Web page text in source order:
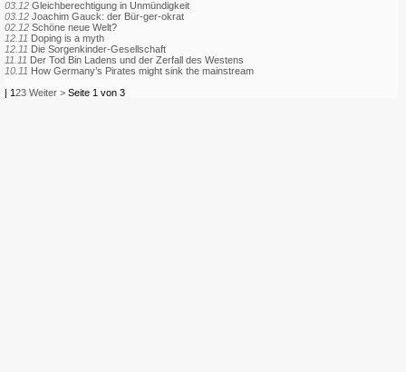
03.12 Gleichberechtigung in Unmündigkeit
03.12 Joachim Gauck: der Bür-ger-okrat
02.12 Schöne neue Welt?
12.11 Doping is a myth
12.11 Die Sorgenkinder-Gesellschaft
11.11 Der Tod Bin Ladens und der Zerfall des Westens
10.11 How Germany’s Pirates might sink the mainstream
| 123 Weiter > Seite 1 von 3